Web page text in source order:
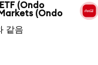
(Ondo
(Ondo
같음